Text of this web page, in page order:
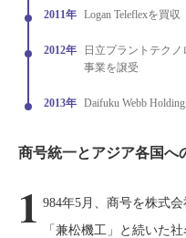
2011年 Logan Teleflexを買収
2012年
日立プラントテク
事業を譲受
2013年 Daifuku Webb
商号統一とアジア各国へ
1 984年5月、商号を株式
「兼松機工」と続いた